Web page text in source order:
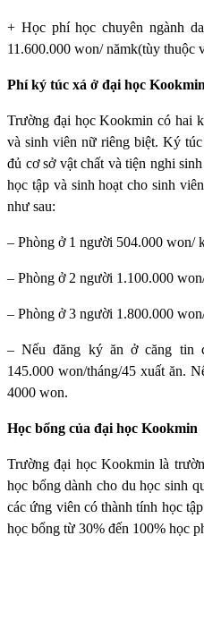
+ Học phí học chuyên ngành
11.600.000 won/ nămk(tùy thuộc
Phí ký túc xá ở đại học Kookmin
Trường đại học Kookmin có hai
và sinh viên nữ riêng biệt. Ký
đủ cơ sở vật chất và tiện nghi
học tập và sinh hoạt cho sinh
như sau:
– Phòng ở 1 người 504.000 won/
– Phòng ở 2 người 1.100.000
– Phòng ở 3 người 1.800.000
– Nếu đăng ký ăn ở căng tin
145.000 won/tháng/45 xuất ăn.
4000 won.
Học bổng của đại học Kookmin
Trường đại học Kookmin là
học bổng dành cho du học sinh
các ứng viên có thành tính học
học bổng từ 30% đến 100% học